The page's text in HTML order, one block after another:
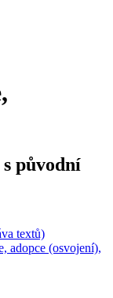
původní
textů)
adopce (osvojení),